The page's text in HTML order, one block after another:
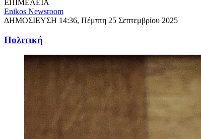
ΕΠΙΜΕΛΕΙΑ
Enikos Newsroom
ΔΗΜΟΣΙΕΥΣΗ 14:36, Πέμπτη 25 Σεπτεμβρίου 2025
Πολιτική